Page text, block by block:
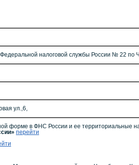
налоговой службы России № 22 по
ул.,6,
форме в ФНС России и ее территориальные
перейти